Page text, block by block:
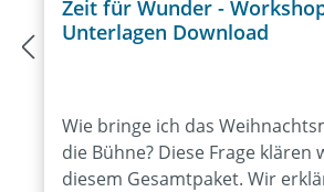
Zeit für Wunder -
Unterlagen Download
Wie bringe ich das
die Bühne? Diese Frage klären
diesem Gesamtpaket. Wir